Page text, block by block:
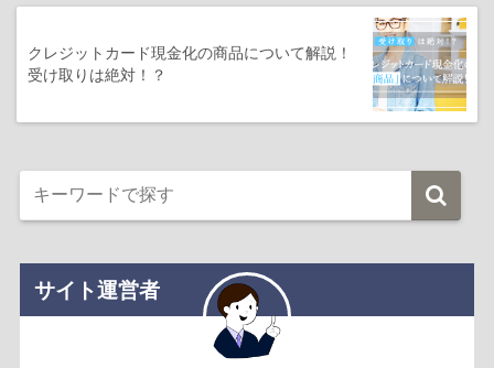
クレジットカード現金化の商品について解説！
受け取りは絶対！？
サイト運営者